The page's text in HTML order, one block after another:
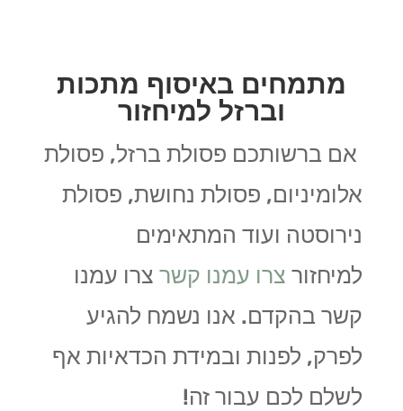
מתמחים באיסוף מתכות
וברזל למיחזור
אם ברשותכם פסולת ברזל, פסולת
אלומיניום, פסולת נחושת, פסולת
נירוסטה ועוד המתאימים
למיחזור צרו עמנו קשרצרו עמנו
קשר בהקדם. אנו נשמח להגיע
לפרק, לפנות ובמידת הכדאיות אף
לשלם לכם עבור זה!